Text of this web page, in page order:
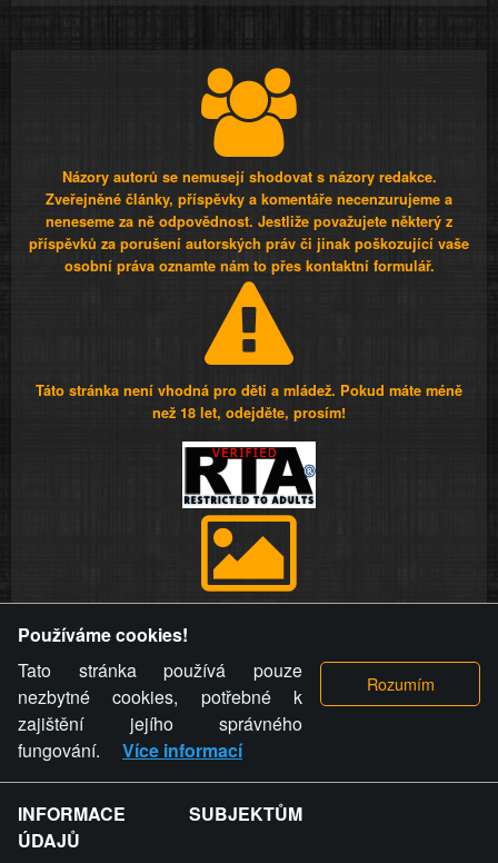
Názory autorů se nemusejí shodovat s názory redakce.
Zveřejněné články, příspěvky a komentáře necenzurujeme a
neneseme za ně odpovědnost. Jestliže považujete některý z
příspěvků za porušení autorských práv či jinak poškozující vaše
osobní práva oznamte nám to přes kontaktní formulář.
Táto stránka není vhodná pro děti a mládež. Pokud máte méně
než 18 let, odejděte, prosím!
videa a komentáře. Osoba, které se toto opatření provozovatele
stránky týče, ani osoba, která umístila fotografii nebo video na
stránku, nemůže z důvodu odstranění fotografie, videa nebo
komentáře pro výše uvedenou okolnost uplatnit vůči
provozovateli stránky žádný nárok na náhradu škody nebo
nemajetkové újmy.
ZVRÁCENÝ.CZ - Svět není zvrácenej. To jen
Používáme cookies!
Tato stránka používá pouze
nezbytné cookies, potřebné k
zajištění jejího správného
fungování.
Více informací
INFORMACE SUBJEKTŮM
ÚDAJŮ